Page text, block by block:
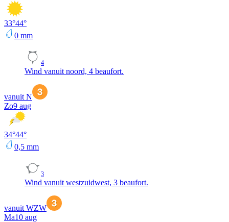
33°44°
0 mm
4
Wind vanuit noord, 4 beaufort.
vanuit N
Zo9 aug
34°44°
0,5 mm
3
Wind vanuit westzuidwest, 3 beaufort.
vanuit WZW
Ma10 aug